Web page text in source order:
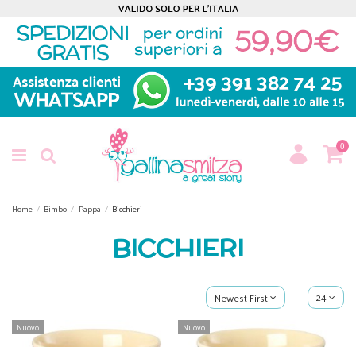
0
Home Bimbo Pappa Bicchieri
BICCHIERI
Newest First 24
Nuovo Nuovo